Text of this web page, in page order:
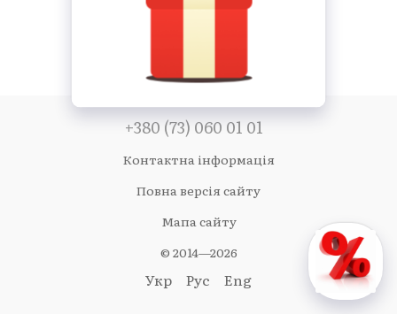
+380 (73) 060 01 01
Контактна інформація
Повна версія сайту
Мапа сайту
© 2014—2026
Укр Рус Eng